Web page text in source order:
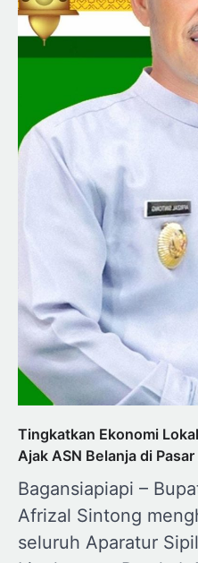
Tingkatkan Ekonomi
Ajak ASN Belanja di Pasar
Bagansiapiapi –
Afrizal Sintong
seluruh Aparatur